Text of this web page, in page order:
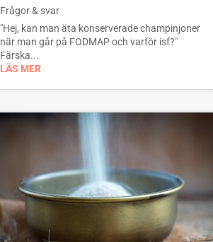
Frågor & svar
"Hej, kan man äta konserverade champinjoner
när man går på FODMAP och varför isf?"
Färska...
LÄS MER